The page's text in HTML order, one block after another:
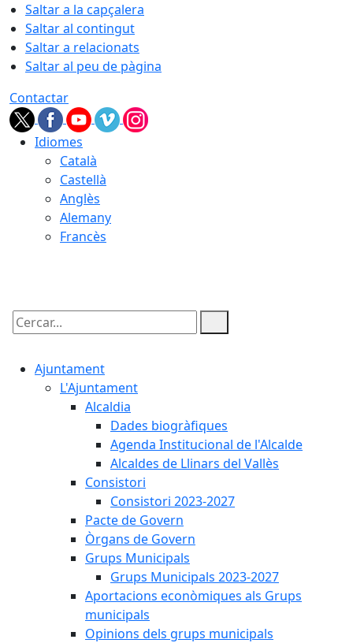
Saltar a la capçalera
Saltar al contingut
Saltar a relacionats
Saltar al peu de pàgina
Contactar
Idiomes
Català
Castellà
Anglès
Alemany
Francès
Cercar:
Ajuntament
L'Ajuntament
Alcaldia
Dades biogràfiques
Agenda Institucional de l'Alcalde
Alcaldes de Llinars del Vallès
Consistori
Consistori 2023-2027
Pacte de Govern
Òrgans de Govern
Grups Municipals
Grups Municipals 2023-2027
Aportacions econòmiques als Grups
municipals
Opinions dels grups municipals